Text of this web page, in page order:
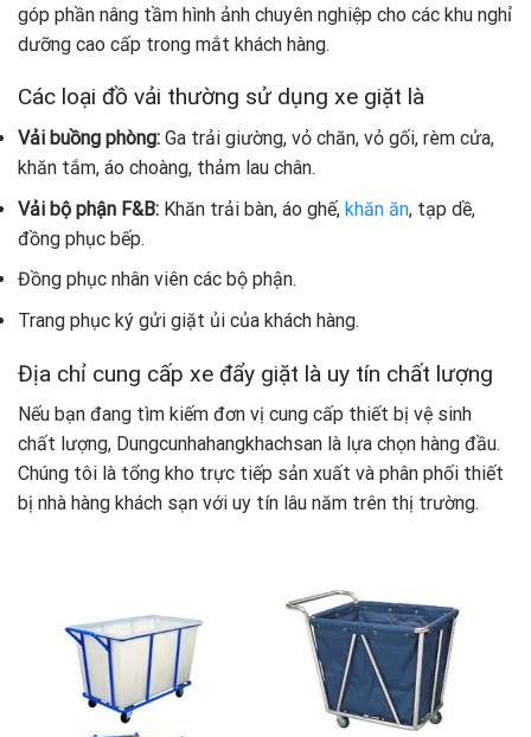
góp phần nâng tầm hình ảnh chuyên nghiệp cho các khu nghỉ
dưỡng cao cấp trong mắt khách hàng.
Các loại đồ vải thường sử dụng xe giặt là
Vải buồng phòng: Ga trải giường, vỏ chăn, vỏ gối, rèm cửa,
khăn tắm, áo choàng, thảm lau chân.
Vải bộ phận F&B: Khăn trải bàn, áo ghế, khăn ăn, tạp dề,
đồng phục bếp.
Đồng phục nhân viên các bộ phận.
Trang phục ký gửi giặt ủi của khách hàng.
Địa chỉ cung cấp xe đẩy giặt là uy tín chất lượng
Nếu bạn đang tìm kiếm đơn vị cung cấp thiết bị vệ sinh
chất lượng, Dungcunhahangkhachsan là lựa chọn hàng đầu.
Chúng tôi là tổng kho trực tiếp sản xuất và phân phối thiết
bị nhà hàng khách sạn với uy tín lâu năm trên thị trường.